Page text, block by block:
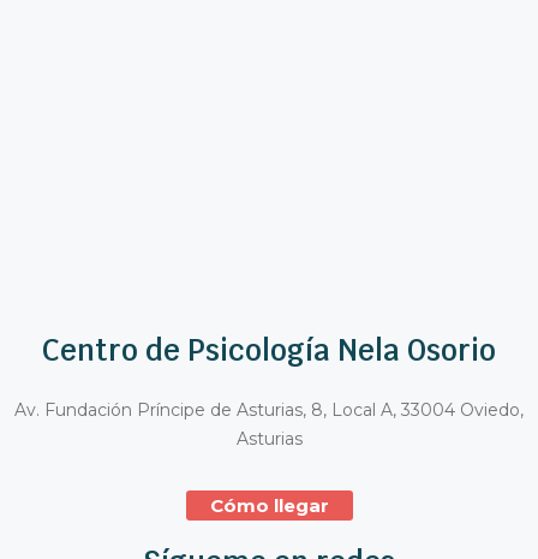
Centro de Psicología Nela Osorio
Av. Fundación Príncipe de Asturias, 8, Local A, 33004 Oviedo,
Asturias
Cómo llegar